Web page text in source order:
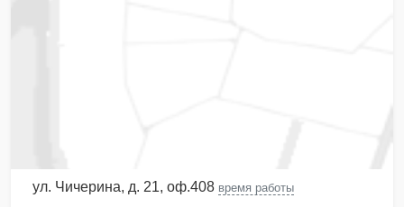
ул. Чичерина, д. 21, оф.408 время работы